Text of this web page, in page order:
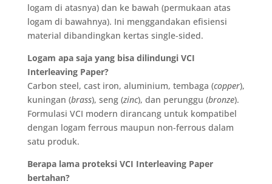
logam di atasnya) dan ke bawah (permukaan atas
logam di bawahnya). Ini menggandakan efisiensi
material dibandingkan kertas single-sided.
Logam apa saja yang bisa dilindungi VCI
Interleaving Paper?
Carbon steel, cast iron, aluminium, tembaga (copper),
kuningan (brass), seng (zinc), dan perunggu (bronze).
Formulasi VCI modern dirancang untuk kompatibel
dengan logam ferrous maupun non-ferrous dalam
satu produk.
Berapa lama proteksi VCI Interleaving Paper
bertahan?